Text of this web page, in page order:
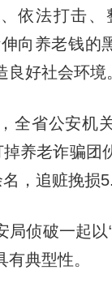
依法打击、
向养老钱的
好社会环境
省公安机关
养老诈骗团
，追赃挽损
侦破一起以“
典型性。